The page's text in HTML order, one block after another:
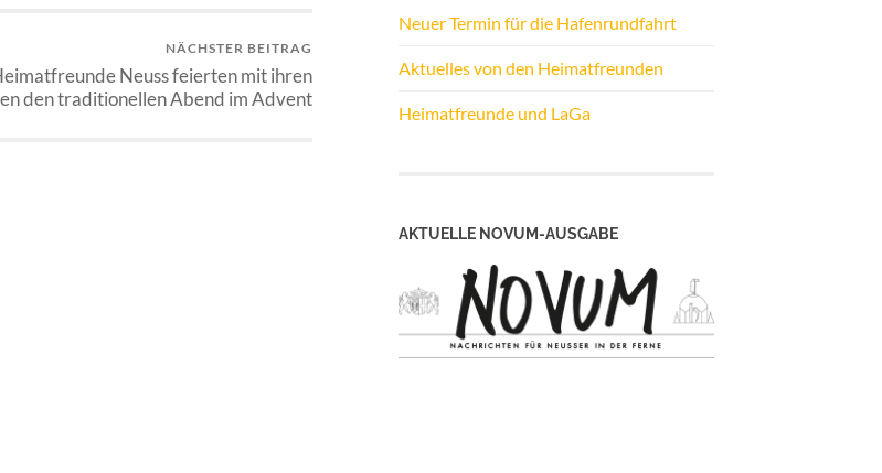
NÄCHSTER BEITRAG
Neuss feierten mit ihren
den traditionellen Abend im Advent
Neuer Termin für die Hafenrundfahrt
Aktuelles von den Heimatfreunden
Heimatfreunde und LaGa
AKTUELLE NOVUM-AUSGABE